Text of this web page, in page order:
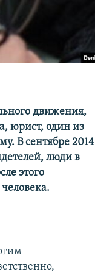
движения,
юрист, один из
В сентябре 2014
люди в
этого